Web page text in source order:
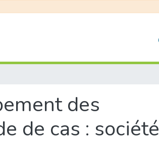
des
de cas : société